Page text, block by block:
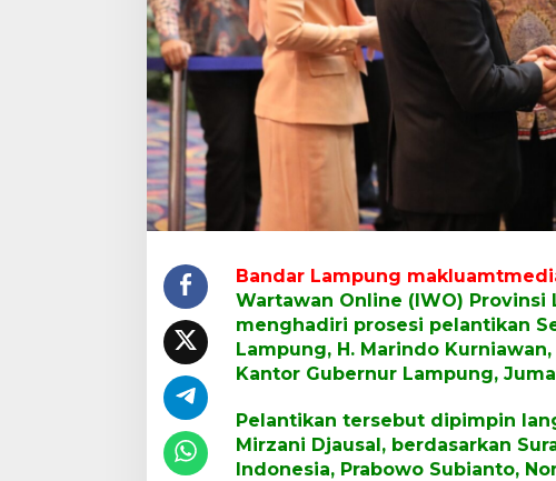
p
M
r
n
d
o
K
n
i
a
Bandar Lampung
Wartawan Online (IWO) Provinsi
menghadiri prosesi pelantikan
Lampung, H. Marindo
Kantor Gubernur Lampung,
Pelantikan tersebut dipimpin
Mirzani Djausal, berdasarkan
Indonesia, Prabowo Subianto,